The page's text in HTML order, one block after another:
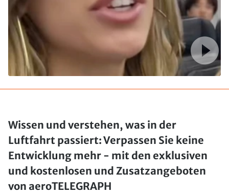
Wissen und verstehen, was in der
Luftfahrt passiert: Verpassen Sie keine
Entwicklung mehr - mit den exklusiven
und kostenlosen und Zusatzangeboten
von aeroTELEGRAPH